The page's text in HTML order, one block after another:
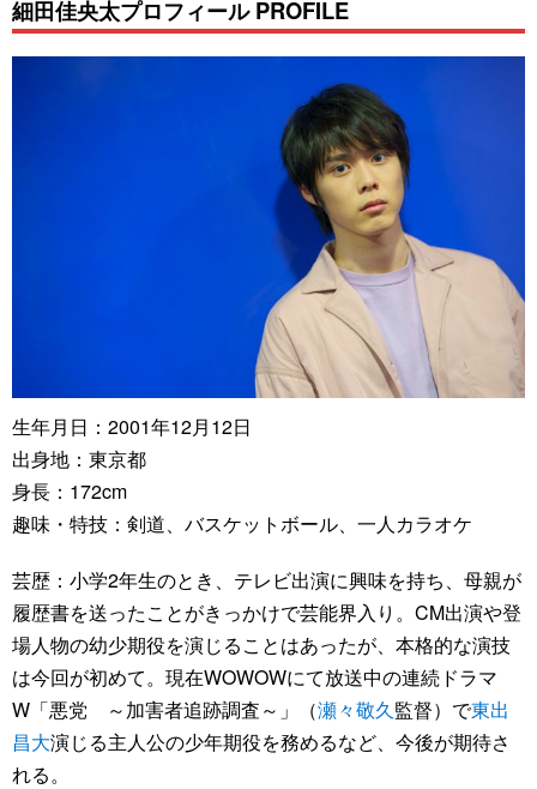
細田佳央太プロフィール PROFILE
生年月日：2001年12月12日
出身地：東京都
身長：172cm
趣味・特技：剣道、バスケットボール、一人カラオケ
芸歴：小学2年生のとき、テレビ出演に興味を持ち、母親が
履歴書を送ったことがきっかけで芸能界入り。CM出演や登
場人物の幼少期役を演じることはあったが、本格的な演技
は今回が初めて。現在WOWOWにて放送中の連続ドラマ
W「悪党 ～加害者追跡調査～」（瀬々敬久 監督）で東出
昌大演じる主人公の少年期役を務めるなど、今後が期待さ
れる。